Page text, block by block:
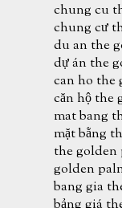
chung cu
chung cư
du an the
dự án the
can ho the
căn hộ the
mat bang
mặt bằng
the golden
golden
bang gia